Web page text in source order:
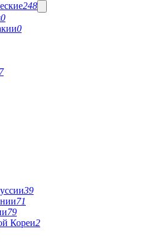
248
0
0
39
71
79
Кореи2